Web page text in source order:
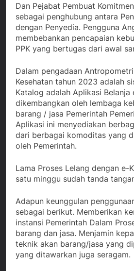
Dan Pejabat Pembuat
sebagai penghubung antara
dengan Penyedia. Pengguna
membebankan pencapaian
PPK yang bertugas dari awal
Dalam pengadaan
Kesehatan tahun 2023 adalah
Katalog adalah Aplikasi Belanja
dikembangkan oleh lembaga
barang / jasa Pemerintah
Aplikasi ini menyediakan
dari berbagai komoditas yang
oleh Pemerintah.
Lama Proses Lelang dengan e-
satu minggu sudah tanda
Adapun keunggulan
sebagai berikut. Memberikan
instansi Pemerintah Dalam
barang dan jasa. Menjamin
teknik akan barang/jasa yang
yang ditawarkan juga seragam.